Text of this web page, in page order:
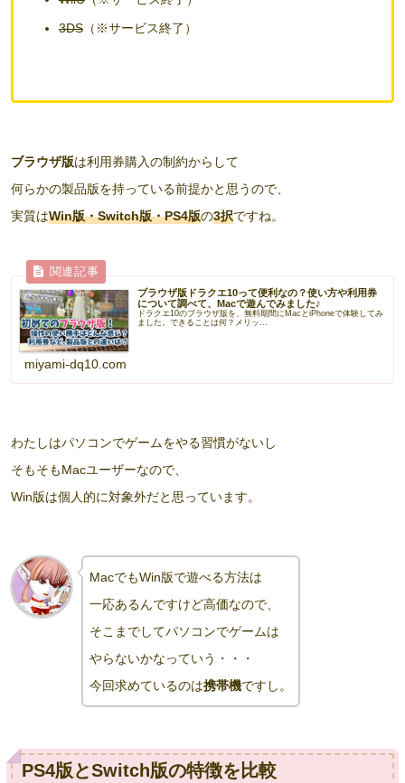
3DS（※サービス終了）
ブラウザ版は利用券購入の制約からして
何らかの製品版を持っている前提かと思うので、
実質はWin版・Switch版・PS4版の3択ですね。
ブラウザ版ドラクエ10って便利なの？使い方や利用券
について調べて、Macで遊んでみました♪
ドラクエ10のブラウザ版を、無料期間にMacとiPhoneで体験してみ
ました。できることは何？メリッ...
miyami-dq10.com
わたしはパソコンでゲームをやる習慣がないし
そもそもMacユーザーなので、
Win版は個人的に対象外だと思っています。
MacでもWin版で遊べる方法は
一応あるんですけど高価なので、
そこまでしてパソコンでゲームは
やらないかなっていう・・・
今回求めているのは携帯機ですし。
PS4版とSwitch版の特徴を比較